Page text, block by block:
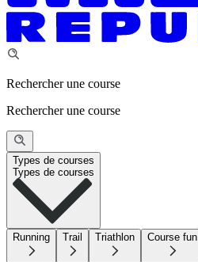
Rechercher une course
Rechercher une course
Types de courses
Types de courses
Running Trail Triathlon Course fun